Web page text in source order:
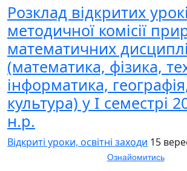
Розклад відкритих
методичної комісії
математичних
(математика, фізика,
інформатика,
культура) у І семестрі
н.р.
Відкриті уроки, освітні заходи 15
Ознайомитись